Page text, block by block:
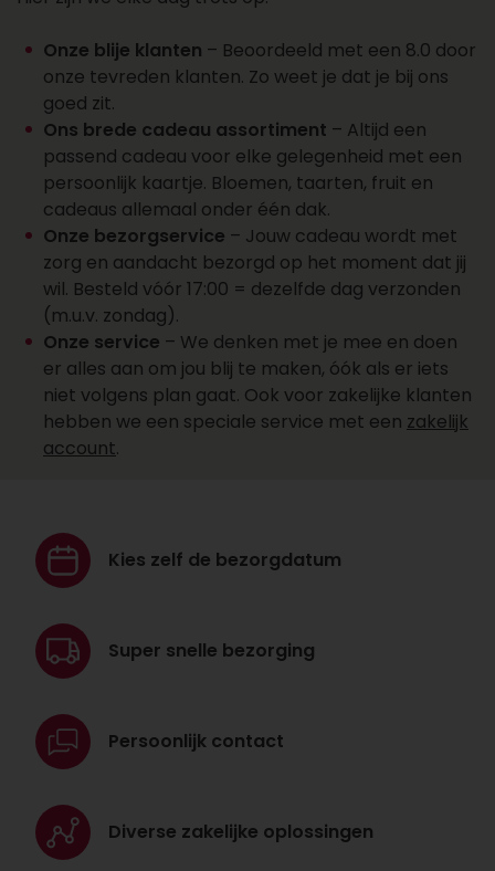
een account aan
Wil je over een week of later een cadeau laten
bezorgen? Dat kan. Zo plan je cadeaus vooruit
en vergeet je ze niet. Kies de juiste datum bij je
bestelling en wij regelen de rest. Wil je een groot
aantal cadeaus laten bezorgen? Onze sales
afdeling staat klaar voor al je cadeaus, offertes,
personalisaties en account aanvragen. Maak
een account aan, vraag online een offerte aan of
neem contact op met ons salesteam voor
vragen over het bezorgen van een cadeau.
Bereik ons op 088 - 110 80 88 of via
sales@topgeschenken.nl.
Onze blije klanten – Beoordeeld met een 8.0 door
onze tevreden klanten. Zo weet je dat je bij ons
goed zit.
Ons brede cadeau assortiment – Altijd een
passend cadeau voor elke gelegenheid met een
persoonlijk kaartje. Bloemen, taarten, fruit en
cadeaus allemaal onder één dak.
Onze bezorgservice – Jouw cadeau wordt met
zorg en aandacht bezorgd op het moment dat jij
wil. Besteld vóór 17:00 = dezelfde dag verzonden
(m.u.v. zondag).
Onze service – We denken met je mee en doen
er alles aan om jou blij te maken, óók als er iets
niet volgens plan gaat. Ook voor zakelijke klanten
hebben we een speciale service met een zakelijk
account.
Kies zelf de bezorgdatum
Super snelle bezorging
Persoonlijk contact
Diverse zakelijke oplossingen